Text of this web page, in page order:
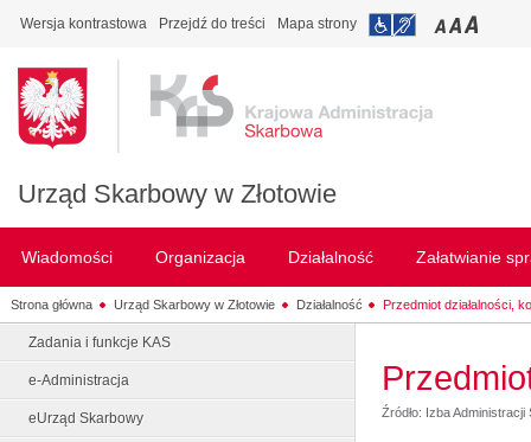
Wersja kontrastowa Przejdź do treści Mapa strony
Urząd Skarbowy w Złotowie
Wiadomości Organizacja Działalność Załatwianie
Strona główna Urząd Skarbowy w Złotowie Działalność Przedmiot działalności,
Zadania i funkcje KAS
e-Administracja
eUrząd Skarbowy Źródło: Izba